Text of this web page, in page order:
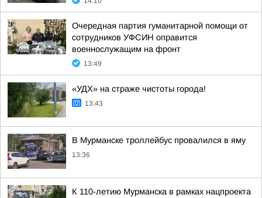
Очередная партия гуманитарной помощи от
сотрудников УФСИН оправится
военнослужащим на фронт
13:49
«УДХ» на страже чистоты города!
13:43
В Мурманске троллейбус провалился в яму
13:36
К 110-летию Мурманска в рамках нацпроекта